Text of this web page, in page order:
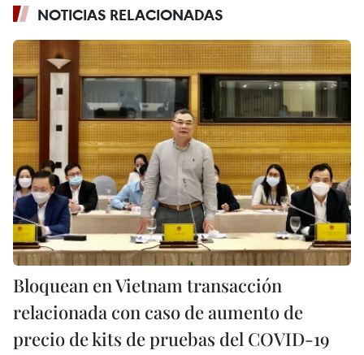
NOTICIAS RELACIONADAS
Bloquean en Vietnam transacción
relacionada con caso de aumento de
precio de kits de pruebas del COVID-19